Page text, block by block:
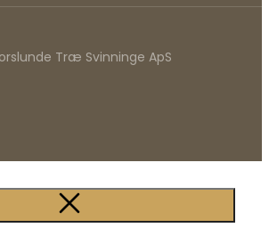
Træ Svinninge ApS